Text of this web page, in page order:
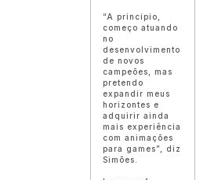
“A princípio,
começo atuando
no
desenvolvimento
de novos
campeões, mas
pretendo
expandir meus
horizontes e
adquirir ainda
mais experiência
com animações
para games”, diz
Simões.